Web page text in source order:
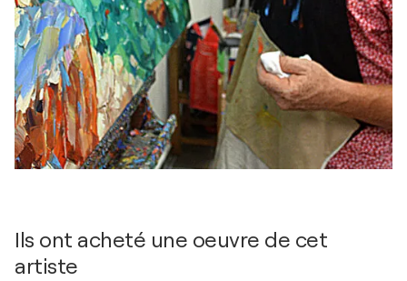
Ils ont acheté une oeuvre de cet
artiste